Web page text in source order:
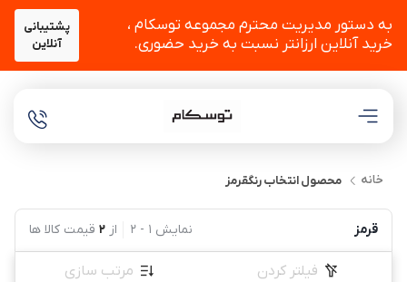
به دستور مدیریت محترم مجموعه توسکام ،
خرید آنلاین ارزانتر نسبت به خرید حضوری.
پشتیبانی
آنلاین
خانه محصول انتخاب رنگقرمز
قرمز نمایش 1
-
2 از 2 قیمت کالا ها
فیلتر کردن مرتب سازی